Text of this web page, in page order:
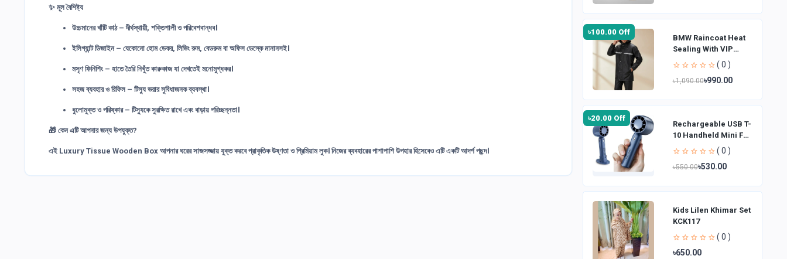
✨ মূল বৈশিষ্ট্য
উচ্চমানের খাঁটি কাঠ– দীর্ঘস্থায়ী, শক্তিশালী ও পরিবেশবান্ধব।
ইলিগ্যান্ট ডিজাইন– যেকোনো হোম ডেকর, লিভিং রুম, বেডরুম বা অফিস ডেস্কে মানানসই।
মসৃণ ফিনিশিং– হাতে তৈরি নিখুঁত কারুকাজ যা দেখতেই মনোমুগ্ধকর।
সহজ ব্যবহার ও রিফিল – টিস্যু ভরার সুবিধাজনক ব্যবস্থা।
ধুলোমুক্ত ও পরিষ্কার– টিস্যুকে সুরক্ষিত রাখে এবং বাড়ায় পরিচ্ছন্নতা।
🎁 কেন এটি আপনার জন্য উপযুক্ত?
এই Luxury Tissue Wooden Box আপনার ঘরের সাজসজ্জায় যুক্ত করবে প্রাকৃতিক উষ্ণতা ও প্রিমিয়াম লুক। নিজের ব্যবহারের পাশাপাশি উপহার হিসেবেও এটি একটি আদর্শ পছন্দ।
৳100.00 Off
BMW Raincoat Heat
Sealing With VIP
Fabrics for Bikers
( 0 )
৳1,090.00৳990.00
৳20.00 Off
Rechargeable USB T-
10 Handheld Mini Fan
| 3 Speed
( 0 )
৳550.00৳530.00
Kids Lilen Khimar Set
KCK117
( 0 )
৳650.00